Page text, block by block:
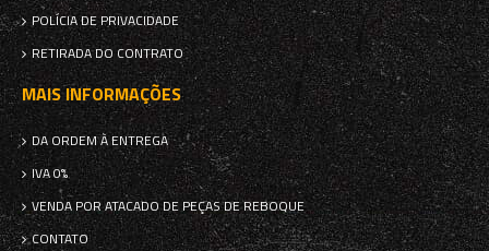
POLÍCIA DE PRIVACIDADE
RETIRADA DO CONTRATO
MAIS INFORMAÇÕES
DA ORDEM À ENTREGA
IVA 0%
VENDA POR ATACADO DE PEÇAS DE REBOQUE
CONTATO